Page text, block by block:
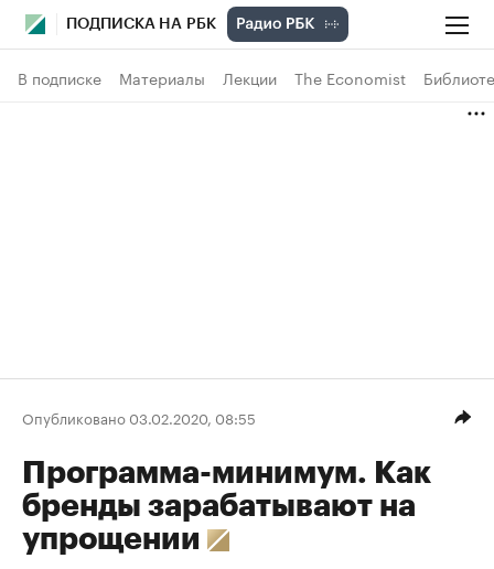
ПОДПИСКА НА РБК
В подписке Материалы Лекции The Economist
Опубликовано 03.02.2020, 08:55
Программа-минимум. Как
бренды зарабатывают на
упрощении